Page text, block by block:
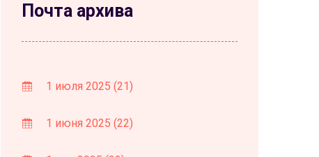
Почта архива
1 июля 2025 (21)
1 июня 2025 (22)